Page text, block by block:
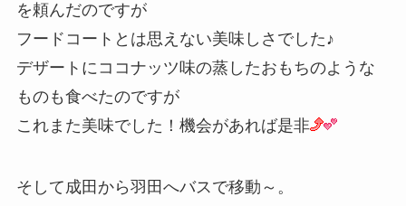
を頼んだのですが
フードコートとは思えない美味しさでした♪
デザートにココナッツ味の蒸したおもちのような
ものも食べたのですが
これまた美味でした！機会があれば是非
そして成田から羽田へバスで移動～。